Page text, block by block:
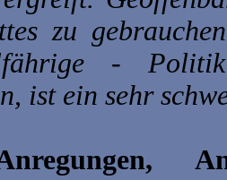
zu
-
ist ein sehr